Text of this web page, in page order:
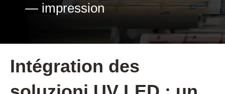
— impression
Intégration des